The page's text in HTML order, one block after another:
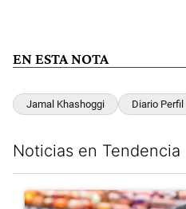
EN ESTA NOTA
Jamal Khashoggi Diario Perfil
Noticias en Tendencia
Un artículo de tendencia con